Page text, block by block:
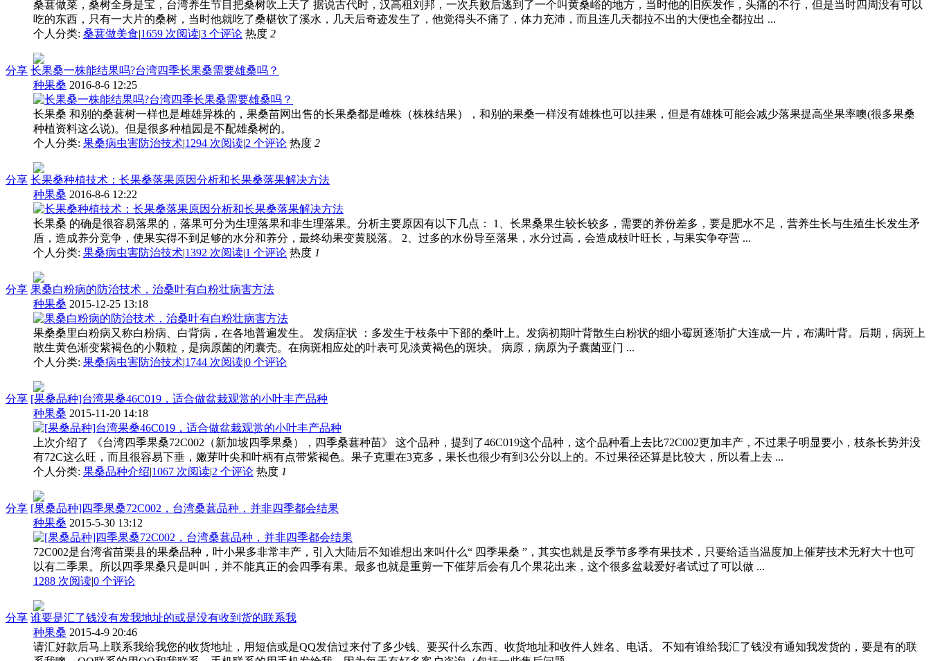
桑葚做菜，桑树全身是宝，台湾养生节目把桑树吹上天了 据说古代时，汉高租刘邦，一次兵败后逃到了一个叫黄桑峪的地方，当时他的旧疾发作，头痛的不行，但是当时四周没有可以
吃的东西，只有一大片的桑树，当时他就吃了桑椹饮了溪水，几天后奇迹发生了，他觉得头不痛了，体力充沛，而且连几天都拉不出的大便也全都拉出 ...
个人分类: 桑葚做美食|1659 次阅读|3 个评论 热度 2
分享 长果桑一株能结果吗?台湾四季长果桑需要雄桑吗？
种果桑 2016-8-6 12:25
长果桑 和别的桑葚树一样也是雌雄异株的，果桑苗网出售的长果桑都是雌株（株株结果），和别的果桑一样没有雄株也可以挂果，但是有雄株可能会减少落果提高坐果率噢(很多果桑
种植资料这么说)。但是很多种植园是不配雄桑树的。
个人分类: 果桑病虫害防治技术|1294 次阅读|2 个评论 热度 2
分享 长果桑种植技术：长果桑落果原因分析和长果桑落果解决方法
种果桑 2016-8-6 12:22
长果桑 的确是很容易落果的，落果可分为生理落果和非生理落果。分析主要原因有以下几点： 1、长果桑果生较长较多，需要的养份差多，要是肥水不足，营养生长与生殖生长发生矛
盾，造成养分竞争，使果实得不到足够的水分和养分，最终幼果变黄脱落。 2、过多的水份导至落果，水分过高，会造成枝叶旺长，与果实争夺营 ...
个人分类: 果桑病虫害防治技术|1392 次阅读|1 个评论 热度 1
分享 果桑白粉病的防治技术，治桑叶有白粉壮病害方法
种果桑 2015-12-25 13:18
果桑桑里白粉病又称白粉病、白背病，在各地普遍发生。 发病症状 ：多发生于枝条中下部的桑叶上。发病初期叶背散生白粉状的细小霉斑逐渐扩大连成一片，布满叶背。后期，病斑上
散生黄色渐变紫褐色的小颗粒，是病原菌的闭囊壳。在病斑相应处的叶表可见淡黄褐色的斑块。 病原，病原为子囊菌亚门 ...
个人分类: 果桑病虫害防治技术|1744 次阅读|0 个评论
分享 [果桑品种]台湾果桑46C019，适合做盆栽观赏的小叶丰产品种
种果桑 2015-11-20 14:18
上次介绍了 《台湾四季果桑72C002（新加坡四季果桑），四季桑葚种苗》 这个品种，提到了46C019这个品种，这个品种看上去比72C002更加丰产，不过果子明显要小，枝条长势并没
有72C这么旺，而且很容易下垂，嫩芽叶尖和叶柄有点带紫褐色。果子克重在3克多，果长也很少有到3公分以上的。不过果径还算是比较大，所以看上去 ...
个人分类: 果桑品种介绍|1067 次阅读|2 个评论 热度 1
分享 [果桑品种]四季果桑72C002，台湾桑葚品种，并非四季都会结果
种果桑 2015-5-30 13:12
72C002是台湾省苗栗县的果桑品种，叶小果多非常丰产，引入大陆后不知谁想出来叫什么“ 四季果桑 ”，其实也就是反季节多季有果技术，只要给适当温度加上催芽技术无籽大十也可
以有二季果。所以四季果桑只是叫叫，并不能真正的会四季有果。最多也就是重剪一下催芽后会有几个果花出来，这个很多盆栽爱好者试过了可以做 ...
1288 次阅读|0 个评论
分享 谁要是汇了钱没有发我地址的或是没有收到货的联系我
种果桑 2015-4-9 20:46
请汇好款后马上联系我给我您的收货地址，用短信或是QQ发信过来付了多少钱、要买什么东西、收货地址和收件人姓名、电话。 不知有谁给我汇了钱没有通知我发货的，要是有的联